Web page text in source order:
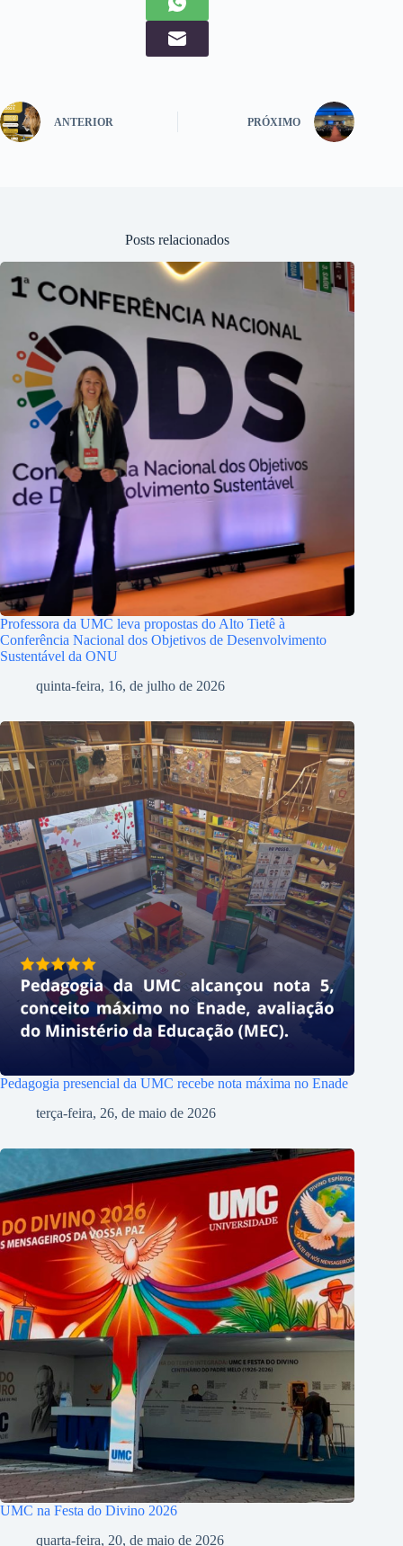
ANTERIOR PRÓXIMO
Posts relacionados
Professora da UMC leva propostas do Alto Tietê à
Conferência Nacional dos Objetivos de Desenvolvimento
Sustentável da ONU
quinta-feira, 16, de julho de 2026
Pedagogia presencial da UMC recebe nota máxima no Enade
terça-feira, 26, de maio de 2026
UMC na Festa do Divino 2026
quarta-feira, 20, de maio de 2026